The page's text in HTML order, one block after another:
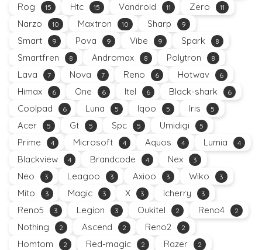
Rog 15 Htc 15 Vandroid 11 Zero 11
Narzo 10 Maxtron 10 Sharp 9
Smart 9 Pova 9 Vibe 9 Spark 8
Smartfren 8 Andromax 8 Polytron 8
Lava 7 Nova 7 Reno 6 Hotwav 6
Himax 6 One 6 Itel 6 Black-shark 6
Coolpad 6 Luna 5 Iqoo 5 Iris 5
Acer 5 Gt 5 Spc 5 Umidigi 5
Prime 4 Microsoft 4 Aquos 4 Lumia 4
Blackview 4 Brandcode 4 Nex 3
Neo 3 Leagoo 3 Axioo 3 Wiko 3
Mito 3 Magic 3 X 3 Icherry 3
Reno5 3 Legion 3 Oukitel 2 Reno4 2
Nothing 2 Ascend 2 Reno2 2
Homtom 2 Red-magic 2 Razer 2